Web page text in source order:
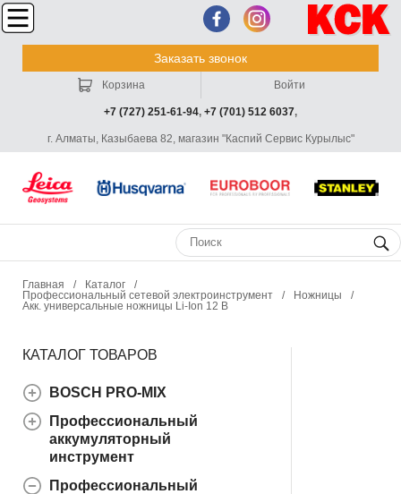
Заказать звонок
+7 (727) 251-61-94, +7 (701) 512 6037,
г. Алматы, Казыбаева 82, магазин "Каспий Сервис Курылыс"
Корзина Войти
Главная / Каталог
/
Профессиональный сетевой электроинструмент
/ Ножницы
/
Акк. универсальные ножницы Li-Ion 12 В
КАТАЛОГ ТОВАРОВ
BOSCH PRO-MIX
Профессиональный
аккумуляторный
инструмент
Профессиональный